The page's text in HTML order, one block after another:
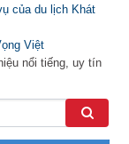
của du lịch Khát
Việt
nổi tiếng, uy tín